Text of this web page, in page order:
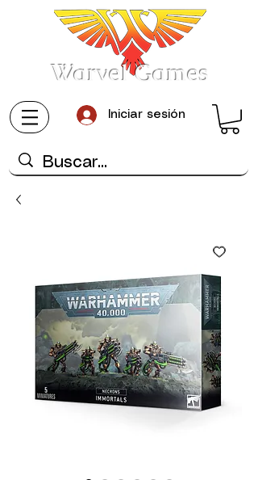
Warvel Games
Iniciar sesión